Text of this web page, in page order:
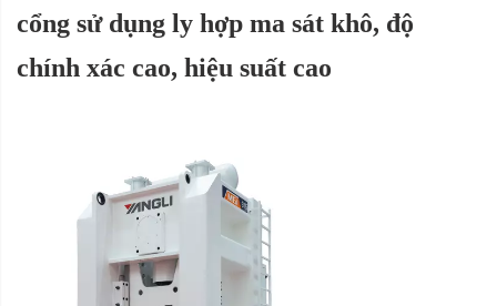
cổng sử dụng ly hợp ma sát khô, độ
chính xác cao, hiệu suất cao